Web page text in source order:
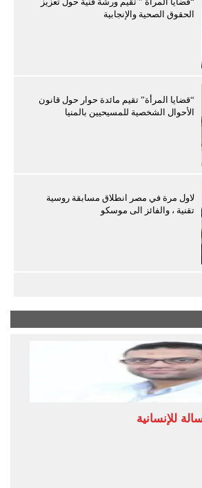
الحقوق الصحية والإنجابية
“قضايا المرأة” تقيم مائدة حوار حول قانون
الأحوال الشخصية للمسيحيين بالمنيا
لاول مرة في مصر انطلاق مسابقة روسية
تقنية ، والفائز الى موسكو
للإنسانية